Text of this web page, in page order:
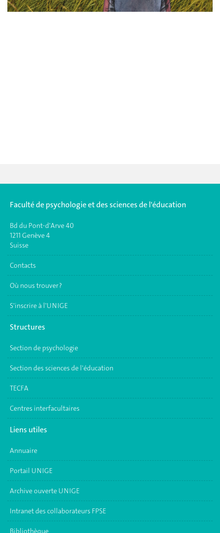
Faculté de psychologie et des sciences de l'éducation
Bd du Pont-d'Arve 40
1211 Genève 4
Suisse
Contacts
Où nous trouver ?
S'inscrire à l'UNIGE
Structures
Section de psychologie
Section des sciences de l'éducation
TECFA
Centres interfacultaires
Liens utiles
Annuaire
Portail UNIGE
Archive ouverte UNIGE
Intranet des collaborateurs FPSE
Bibliothèque